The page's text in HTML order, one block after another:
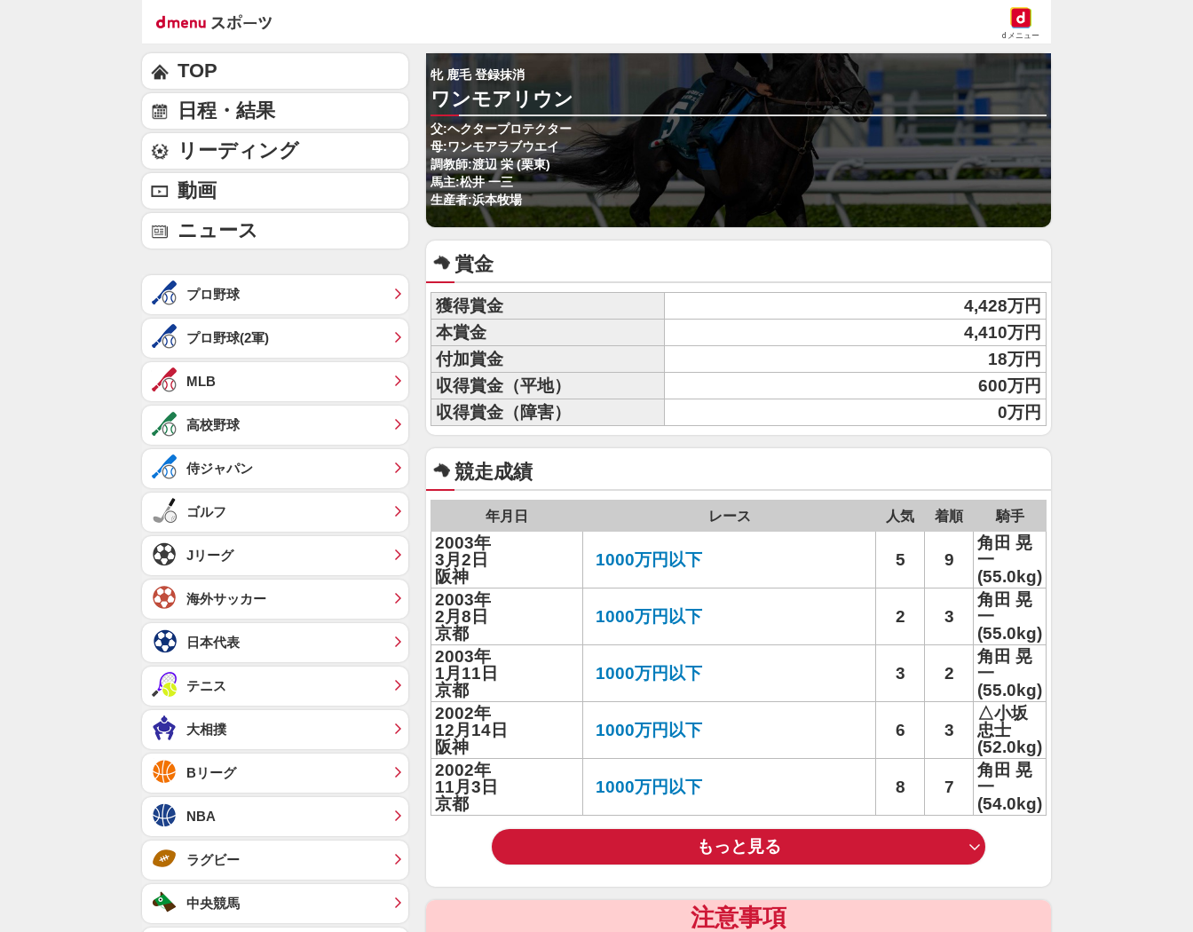
dメニュー
牝 鹿毛 登録抹消
ワンモアリウン
父:ヘクタープロテクター
母:ワンモアラブウエイ
調教師:渡辺 栄 (栗東)
馬主:松井 一三
生産者:浜本牧場
賞金
獲得賞金
4,428万円
本賞金
4,410万円
付加賞金
18万円
収得賞金（平地）
600万円
収得賞金（障害）
0万円
競走成績
年月日 レース 人気 着順 騎手
2003年
3月2日
阪神
1000万円以下 5 9
角田 晃
一
(55.0kg)
2003年
2月8日
京都
1000万円以下 2 3
角田 晃
一
(55.0kg)
2003年
1月11日
京都
1000万円以下 3 2
角田 晃
一
(55.0kg)
2002年
12月14日
阪神
1000万円以下 6 3
△小坂
忠士
(52.0kg)
2002年
11月3日
京都
1000万円以下 8 7
角田 晃
一
(54.0kg)
もっと見る
注意事項
TOP
日程・結果
リーディング
動画
ニュース
プロ野球
プロ野球(2軍)
MLB
高校野球
侍ジャパン
ゴルフ
Jリーグ
海外サッカー
日本代表
テニス
大相撲
Bリーグ
NBA
ラグビー
中央競馬